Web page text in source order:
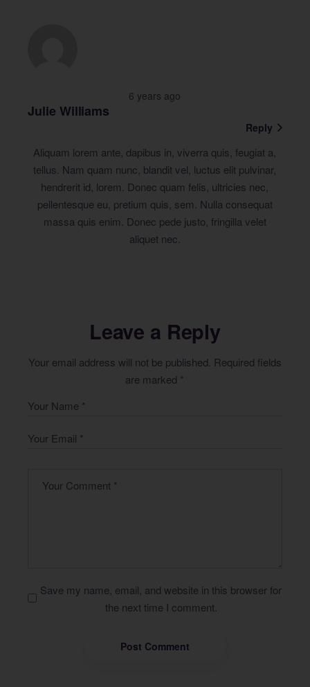
6 years ago
Julie Williams
Reply
Aliquam lorem ante, dapibus in, viverra quis, feugiat a,
tellus. Nam quam nunc, blandit vel, luctus elit pulvinar,
hendrerit id, lorem. Donec quam felis, ultricies nec,
pellentesque eu, pretium quis, sem. Nulla consequat
massa quis enim. Donec pede justo, fringilla velet
aliquet nec.
Leave a Reply
Your email address will not be published. Required fields
are marked *
Save my name, email, and website in this browser for
the next time I comment.
Post Comment